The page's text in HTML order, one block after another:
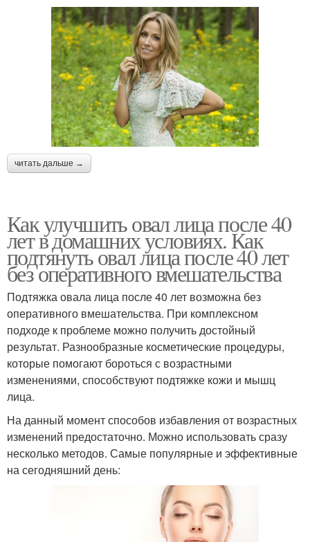
читать дальше →
Как улучшить овал лица после 40
лет в домашних условиях. Как
подтянуть овал лица после 40 лет
без оперативного вмешательства
Подтяжка овала лица после 40 лет возможна без
оперативного вмешательства. При комплексном
подходе к проблеме можно получить достойный
результат. Разнообразные косметические процедуры,
которые помогают бороться с возрастными
изменениями, способствуют подтяжке кожи и мышц
лица.
На данный момент способов избавления от возрастных
изменений предостаточно. Можно использовать сразу
несколько методов. Самые популярные и эффективные
на сегодняшний день: